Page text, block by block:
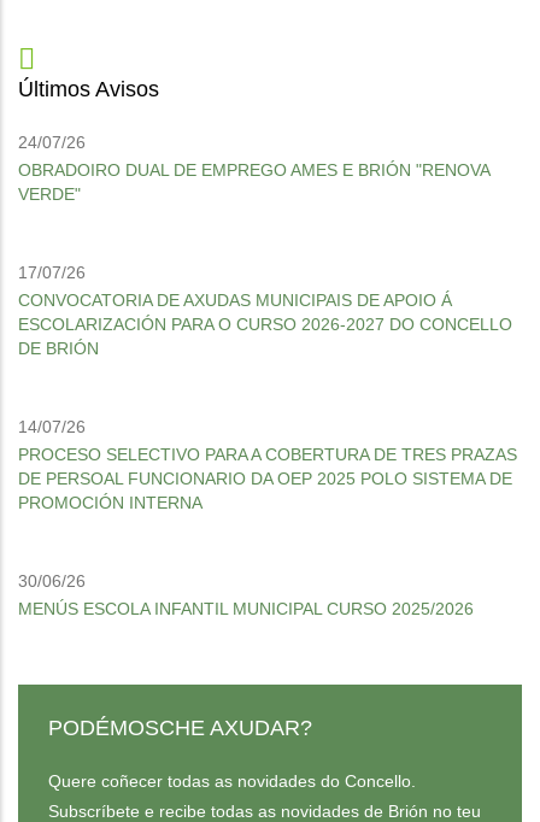
Últimos Avisos
24/07/26
OBRADOIRO DUAL DE EMPREGO AMES E BRIÓN "RENOVA
VERDE"
17/07/26
CONVOCATORIA DE AXUDAS MUNICIPAIS DE APOIO Á
ESCOLARIZACIÓN PARA O CURSO 2026-2027 DO CONCELLO
DE BRIÓN
14/07/26
PROCESO SELECTIVO PARA A COBERTURA DE TRES PRAZAS
DE PERSOAL FUNCIONARIO DA OEP 2025 POLO SISTEMA DE
PROMOCIÓN INTERNA
30/06/26
MENÚS ESCOLA INFANTIL MUNICIPAL CURSO 2025/2026
PODÉMOSCHE AXUDAR?
Quere coñecer todas as novidades do Concello.
Subscríbete e recibe todas as novidades de Brión no teu